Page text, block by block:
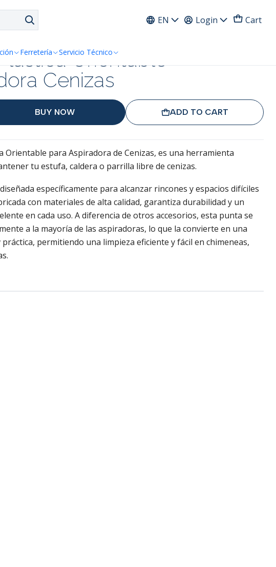
EN Login Cart
Ferretería Servicio Técnico
Orientable
Cenizas
ADD TO CART
BUY NOW
Orientable para Aspiradora de Cenizas, es una herramienta
tu estufa, caldera o parrilla libre de cenizas.
específicamente para alcanzar rincones y espacios difíciles
con materiales de alta calidad, garantiza durabilidad y un
en cada uso. A diferencia de otros accesorios, esta punta se
a la mayoría de las aspiradoras, lo que la convierte en una
permitiendo una limpieza eficiente y fácil en chimeneas,